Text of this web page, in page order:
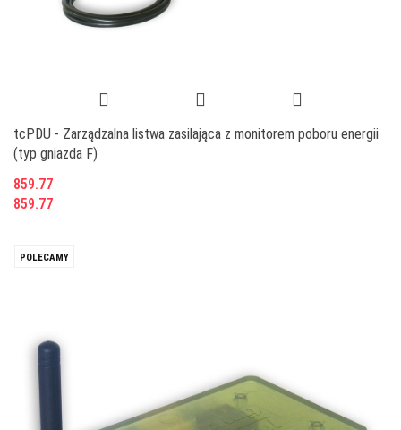
tcPDU - Zarządzalna listwa zasilająca z monitorem poboru energii
(typ gniazda F)
859.77
859.77
POLECAMY